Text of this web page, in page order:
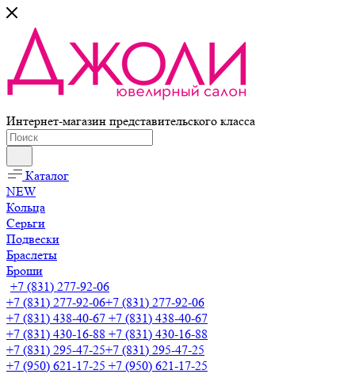
Интернет-магазин представительского класса
Каталог
NEW
Кольца
Серьги
Подвески
Браслеты
Броши
+7 (831) 277-92-06
+7 (831) 277-92-06+7 (831) 277-92-06
+7 (831) 438-40-67 +7 (831) 438-40-67
+7 (831) 430-16-88 +7 (831) 430-16-88
+7 (831) 295-47-25+7 (831) 295-47-25
+7 (950) 621-17-25 +7 (950) 621-17-25